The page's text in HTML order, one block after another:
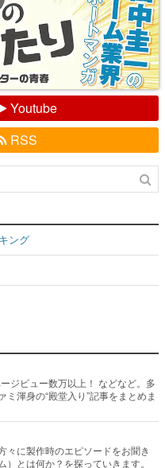
Youtube
RSS
ング
ジビュー数万以上！ などなど。多
ミ渾身の“殿堂入り”記事をまとめま
々に製作時のエピソードをお聞き
とは何か？を探っていきます。